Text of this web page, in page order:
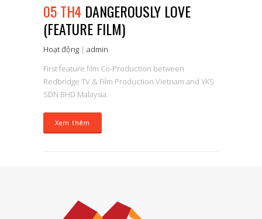
05 TH4 DANGEROUSLY LOVE
(FEATURE FILM)
Hoạt động | admin
First feature film Co-Production between
Redbridge TV & Film Production Vietnam and YKS
SDN BHD Malaysia.
Xem thêm